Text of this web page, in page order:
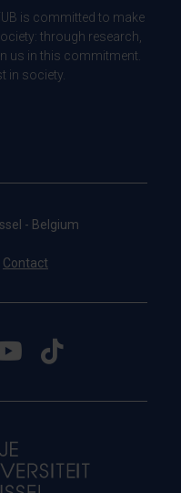
is committed to make
through research,
us in this commitment.
in society.
- Belgium
Contact